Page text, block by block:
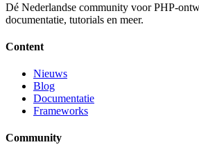
Dé Nederlandse community voor PHP-
documentatie, tutorials en meer.
Content
Nieuws
Blog
Documentatie
Frameworks
Community